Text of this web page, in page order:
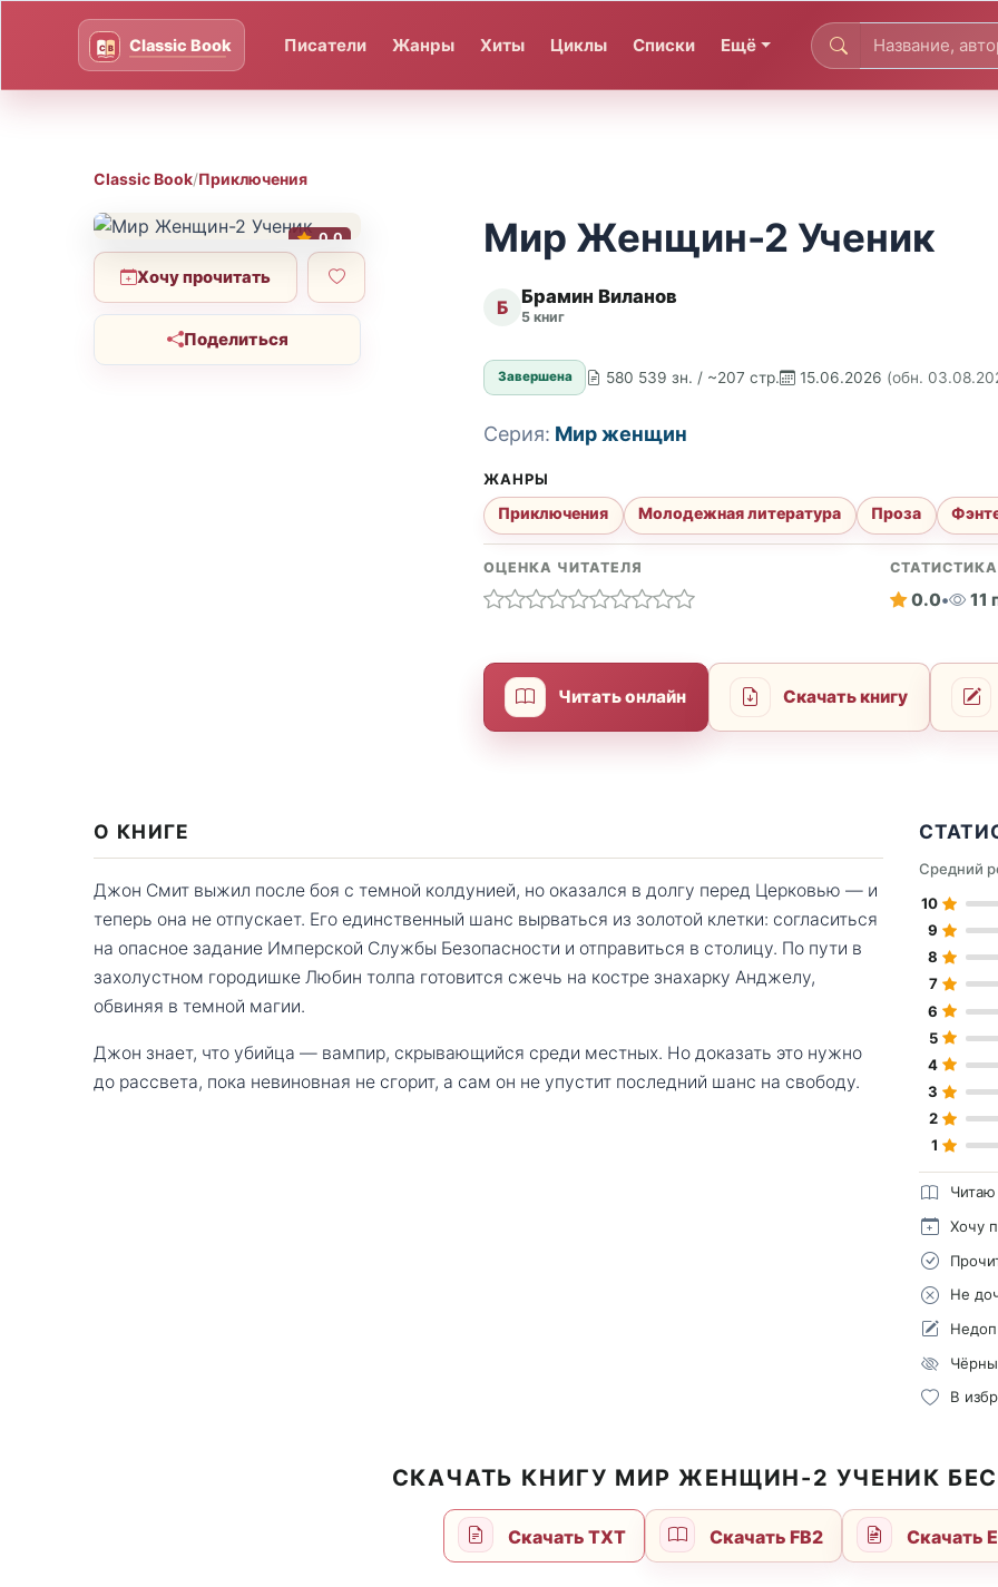
Писатели Жанры Хиты Циклы Списки Ещё
Classic Book/Приключения
0.0
Хочу прочитать
Поделиться
Мир Женщин-2 Ученик
Б Брамин Виланов
5 книг
Завершена 580 539 зн. / ~207 стр. 15.06.2026 (обн.
Серия: Мир женщин
ЖАНРЫ
Приключения Молодежная литература Проза
ОЦЕНКА ЧИТАТЕЛЯ СТАТИСТИКА
0.0• 11
Читать онлайн Скачать книгу
О КНИГЕ
Джон Смит выжил после боя с темной колдунией, но оказался в долгу перед Церковью — и
теперь она не отпускает. Его единственный шанс вырваться из золотой клетки: согласиться
на опасное задание Имперской Службы Безопасности и отправиться в столицу. По пути в
захолустном городишке Любин толпа готовится сжечь на костре знахарку Анджелу,
обвиняя в темной магии.
Джон знает, что убийца — вампир, скрывающийся среди местных. Но доказать это нужно
до рассвета, пока невиновная не сгорит, а сам он не упустит последний шанс на свободу.
Средний
10
9
8
7
6
5
4
3
2
1
Читаю
Хочу
Не
В
СКАЧАТЬ КНИГУ МИР ЖЕНЩИН-2 УЧЕНИК
Скачать TXT Скачать FB2 Скачать